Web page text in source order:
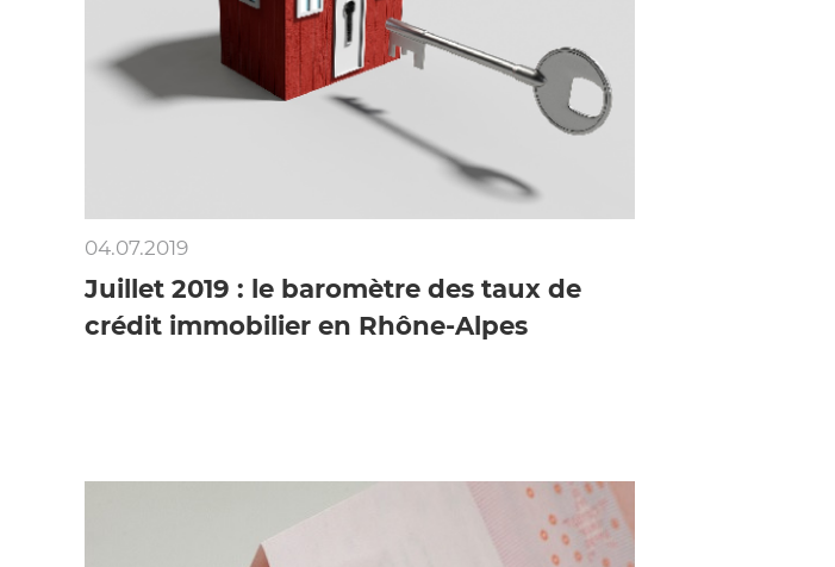
04.07.2019
Juillet 2019 : le baromètre des taux de
crédit immobilier en Rhône-Alpes